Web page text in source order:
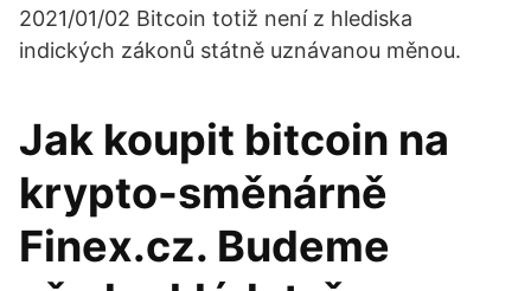
2021/01/02 Bitcoin totiž není z hlediska
indických zákonů státně uznávanou měnou.
Jak koupit bitcoin na
krypto-směnárně
Finex.cz. Budeme